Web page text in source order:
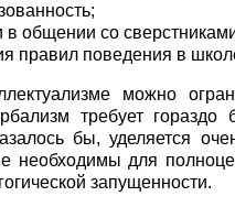
в общении со
правил поведения в
можно
требует гораздо
бы, уделяется
необходимы для
запущенности.